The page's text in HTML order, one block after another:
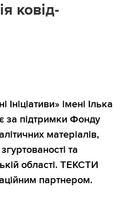
ковід-
імені Ілька
за підтримки Фонду
матеріалів,
та
області. ТЕКСТИ
партнером.